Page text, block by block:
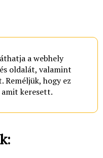
a webhely
oldalát, valamint
Reméljük, hogy ez
keresett.